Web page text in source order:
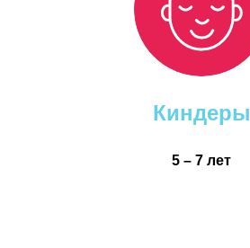
Киндеры
5 – 7 лет